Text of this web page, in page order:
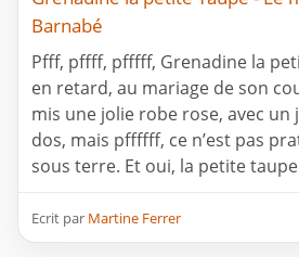
Barnabé
Pfff, pffff, pfffff, Grenadine la
en retard, au mariage de son
mis une jolie robe rose, avec
dos, mais pffffff, ce n’est pas
sous terre. Et oui, la petite
Ecrit par Martine Ferrer